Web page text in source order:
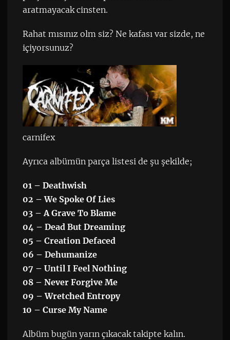
aratmayacak cinsten.
Rahat mısınız olm siz? Ne kafası var sizde, ne
içiyorsunuz?
carnifex
Ayrıca albümün parça listesi de şu şekilde;
01 – Deathwish
02 – We Spoke Of Lies
03 – A Grave To Blame
04 – Dead But Dreaming
05 – Creation Defaced
06 – Dehumanize
07 – Until I Feel Nothing
08 – Never Forgive Me
09 – Wretched Entropy
10 – Curse My Name
Albüm bugün yarın çıkacak takipte kalın.